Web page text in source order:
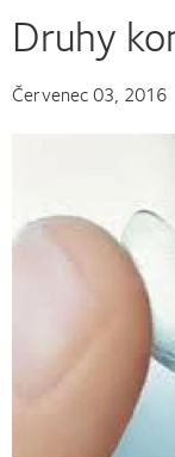
Druhy
Červenec 03, 2016